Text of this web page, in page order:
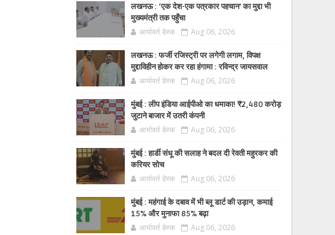
लखनऊ : ‘एक देश-एक पत्रकार पहचान’ का मुद्दा भी
मुख्यमंत्री तक पहुँचा
आर्यावर्त डेस्क Aug 06, 2026
लखनऊ : फर्जी रजिस्ट्री पर लगेगी लगाम, विपक्ष
मुद्दाविहीन होकर कर रहा हंगामा : रविन्द्र जायसवाल
आर्यावर्त डेस्क Aug 06, 2026
मुंबई : लीप इंडिया आईपीओ का धमाका! ₹2,480 करोड़
जुटाने बाजार में उतरी कंपनी
आर्यावर्त डेस्क Aug 06, 2026
मुंबई : हार्डी संधू की सलाह ने बदल दी रेवती महुरकर की
करियर सोच
आर्यावर्त डेस्क Aug 06, 2026
मुंबई : महंगाई के दबाव में भी ब्लू डार्ट की उड़ान, कमाई
15% और मुनाफा 85% बढ़ा
आर्यावर्त डेस्क Aug 06, 2026